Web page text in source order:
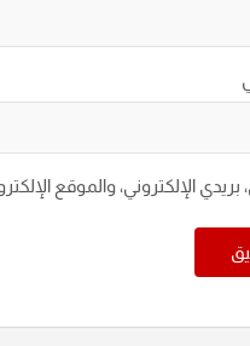
الإلكتروني، والموقع